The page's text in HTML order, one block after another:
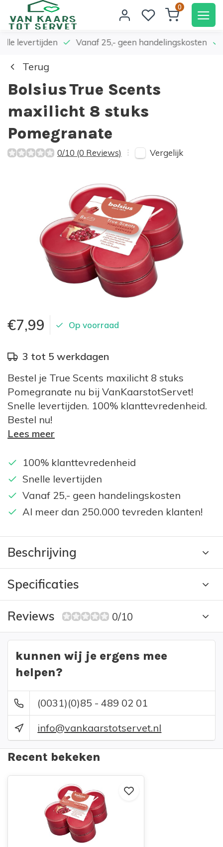
0
levertijden Vanaf 25,- geen handelingskosten
Terug
BolsiusTrue Scents
maxilicht 8 stuks
Pomegranate
0/10 (0 Reviews) Vergelijk
€7,99 Op voorraad
3 tot 5 werkdagen
Bestel je True Scents maxilicht 8 stuks
Pomegranate nu bij VanKaarstotServet!
Snelle levertijden. 100% klanttevredenheid.
Bestel nu!
Lees meer
100% klanttevredenheid
Snelle levertijden
Vanaf 25,- geen handelingskosten
Al meer dan 250.000 tevreden klanten!
Beschrijving
Specificaties
Reviews 0/10
kunnen wij je ergens mee
helpen?
(0031)(0)85 - 489 02 01
info@vankaarstotservet.nl
Recent bekeken